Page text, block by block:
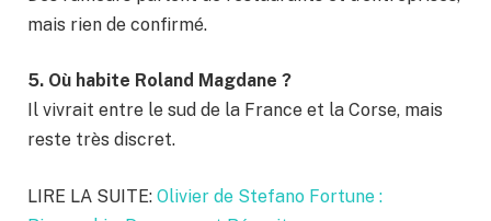
mais rien de confirmé.
5. Où habite Roland Magdane ?
Il vivrait entre le sud de la France et la Corse, mais
reste très discret.
LIRE LA SUITE: Olivier de Stefano Fortune :